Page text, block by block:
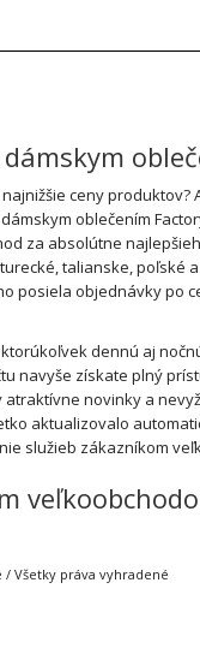
ceny
oblečením
za absolútne
talianske, poľské
posiela objednávky po
dennú aj
navyše získate plný
novinky a
aktualizovalo
služieb zákazníkom
/ Všetky práva vyhradené